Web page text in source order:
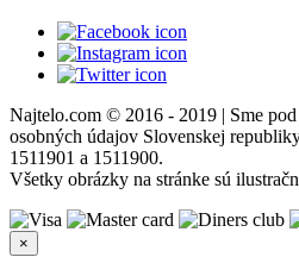
Najtelo.com © 2016 - 2019 | Sme
osobných údajov Slovenskej
1511901 a 1511900.
Všetky obrázky na stránke sú
×